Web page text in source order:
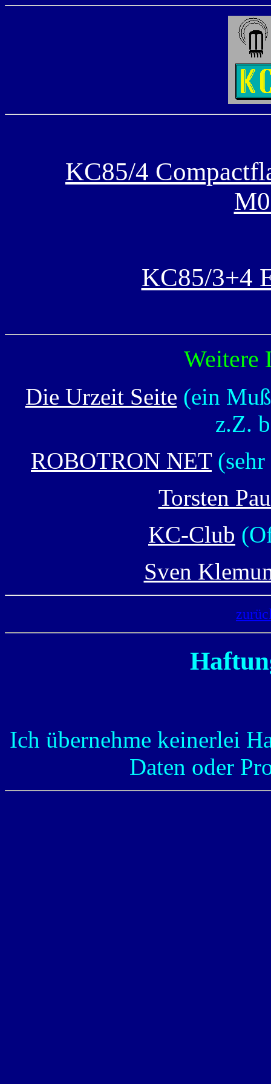
KC85/4
KC85/3+4
Weitere
Die Urzeit Seite (ein
z.Z.
ROBOTRON NET(sehr
Torsten
KC-Club
Sven
Ich übernehme keinerlei
Daten oder